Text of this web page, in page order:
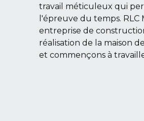
travail méticuleux qui
l'épreuve du temps.
entreprise de
réalisation de la maison
et commençons à